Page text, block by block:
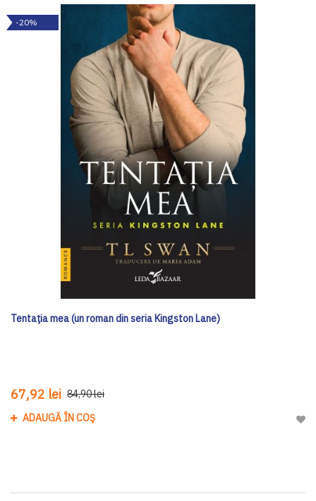
-20%
Tentația mea (un roman din seria Kingston Lane)
67,92 lei 84,90 lei
ADAUGĂ ÎN COȘ